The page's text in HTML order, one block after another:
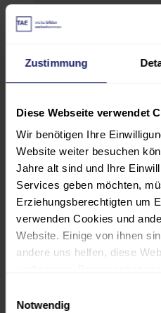
Zustimmung
Diese Webseite verwendet
Wir benötigen Ihre
Website weiter besuchen
Jahre alt sind und Ihre
Services geben möchten,
Erziehungsberechtigten um
verwenden Cookies und
Website. Einige von ihnen
andere uns helfen, diese
personalisierte Anzeigen
Notwendig
Württemberg als
für Mitglieder und
Architekten/
Praktikum für alle
anerkannt.